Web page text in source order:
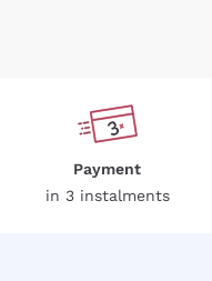
Payment
in 3 instalments